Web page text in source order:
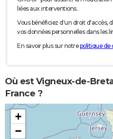
liées aux interventions.
Vous bénéficiez d'un droit d'accès,
vos données personnelles dans les
En savoir plus sur notrepolitique de
Où est Vigneux-de-
France ?
+
−